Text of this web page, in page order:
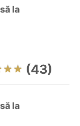
la
(43)
la